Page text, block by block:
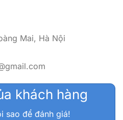
Mai, Hà Nội
khách hàng
sao để đánh giá!